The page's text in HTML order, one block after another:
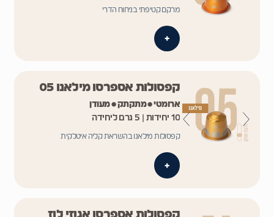
מרקם קטיפתי בניחוח הדרי
+
קפסולות אספרסו מילאנו 05
ארומטי • מתקתק • מעודן
10 יחידות | 5 גרם ליחידה
קפסולות מילאנו בהשראת קליה איטלקית
+
קפסולות אספרסו אגוזי לוז